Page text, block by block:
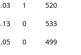
1
520
0
533
0
499